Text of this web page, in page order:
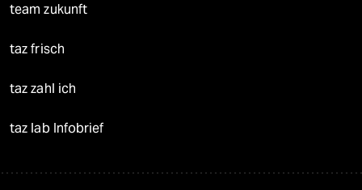
team zukunft
taz frisch
taz zahl ich
taz lab Infobrief